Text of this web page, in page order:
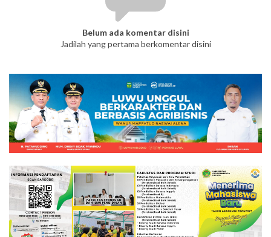
Belum ada komentar disini
Jadilah yang pertama berkomentar disini